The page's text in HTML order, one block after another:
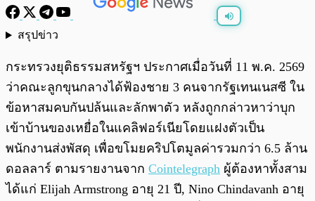
สรุปข่าว
กระทรวงยุติธรรมสหรัฐฯ ประกาศเมื่อวันที่ 11 พ.ค. 2569
ว่าคณะลูกขุนกลางได้ฟ้องชาย 3 คนจากรัฐเทนเนสซี ใน
ข้อหาสมคบกันปล้นและลักพาตัว หลังถูกกล่าวหาว่าบุก
เข้าบ้านของเหยื่อในแคลิฟอร์เนียโดยแฝงตัวเป็น
พนักงานส่งพัสดุ เพื่อขโมยคริปโตมูลค่ารวมกว่า 6.5 ล้าน
ดอลลาร์ ตามรายงานจาก Cointelegraph ผู้ต้องหาทั้งสาม
ได้แก่ Elijah Armstrong อายุ 21 ปี, Nino Chindavanh อายุ